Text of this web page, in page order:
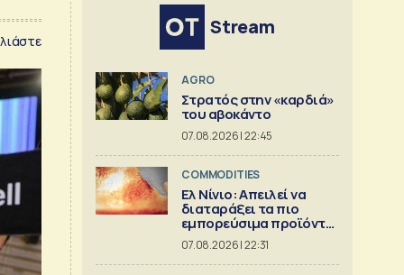
Stream
AGRO
Στρατός στην «καρδιά»
του αβοκάντο
07.08.2026 | 22:45
COMMODITIES
Ελ Νίνιο: Απειλεί να
διαταράξει τα πιο
εμπορεύσιμα προϊόντα
στον κόσμο
07.08.2026 | 22:31